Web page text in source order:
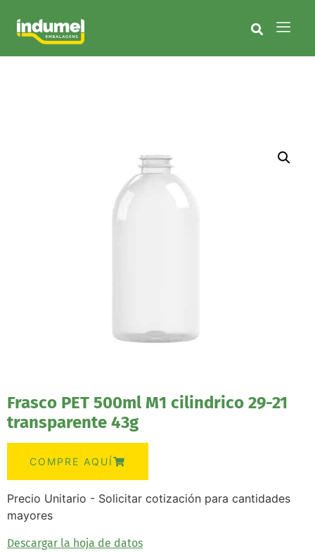
Frasco PET 500ml M1 cilindrico 29-21
transparente 43g
COMPRE AQUÍ
Precio Unitario - Solicitar cotización para cantidades
mayores
Descargar la hoja de datos